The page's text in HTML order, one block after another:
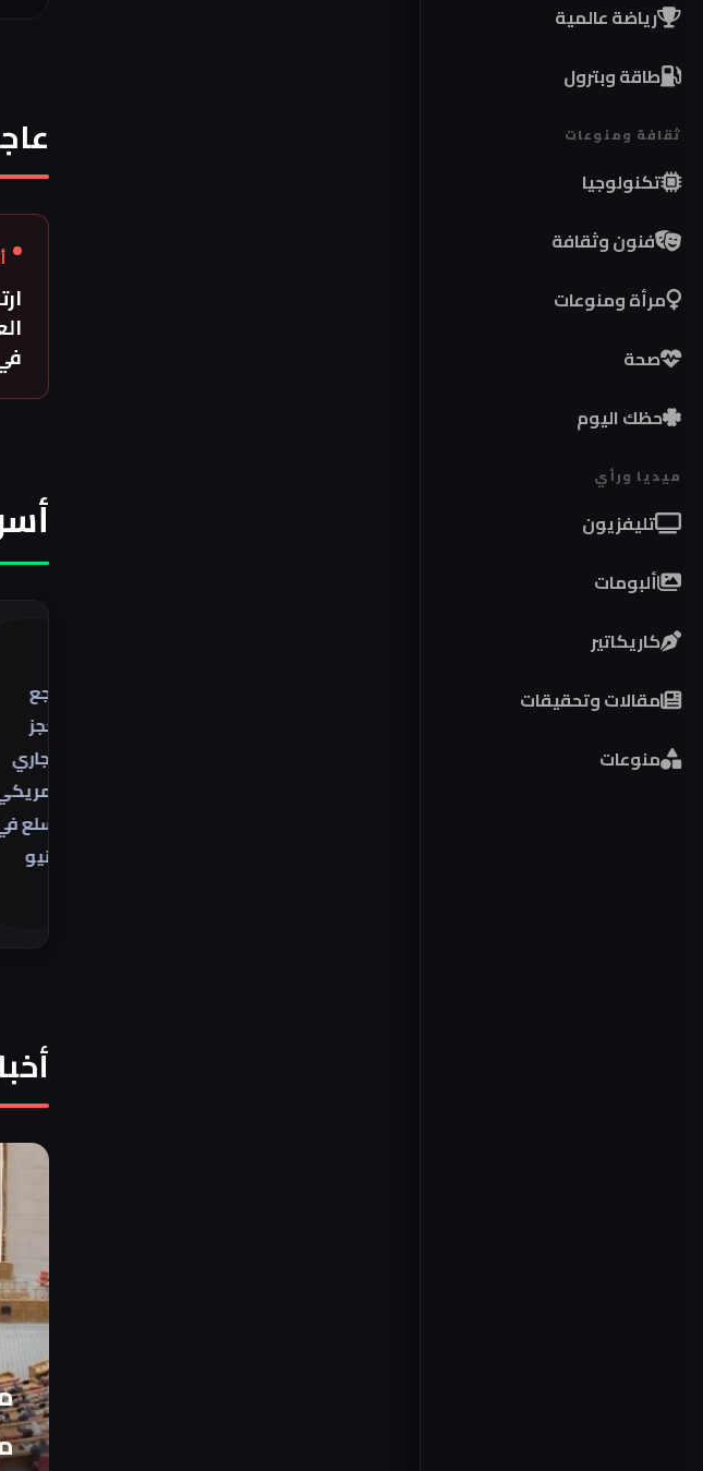
رياضة عالمية
طاقة وبترول
ثقافة ومنوعات
تكنولوجيا
فنون وثقافة
مرأة ومنوعات
صحة
حظك اليوم
ميديا ورأي
تليفزيون
ألبومات
كاريكاتير
مقالات وتحقيقات
منوعات
الأمريكي
للسلع في